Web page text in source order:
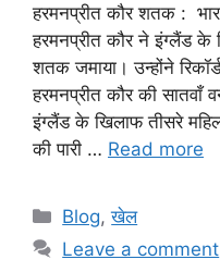
हरमनप्रीत कौर शतक :
हरमनप्रीत कौर ने इंग्लैंड के
शतक जमाया। उन्होंने
हरमनप्रीत कौर की
इंग्लैंड के खिलाफ तीसरे
की पारी … Read more
Categories
Blog,खेल
Leave a comment